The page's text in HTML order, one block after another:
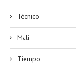
Técnico
Mali
Tiempo